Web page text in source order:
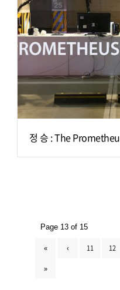
정 승 : The
Page 13 of 15
« ‹ 11 12
»